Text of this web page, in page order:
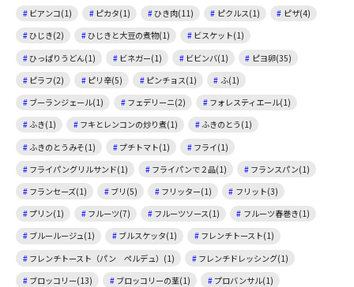
ビアンコ(1)
ピカタ(1) ひき肉(11) ピクルス(1)
ピザ(4)
ひじき(2)
ひじきと大豆の煮物(1)
ビスケット(1)
ひっぱりうどん(1)
ビネガー(1) ビビンバ(1)
ピヨ卵(35)
ピラフ(2)
ピリ辛(5) ピンチョス(1)
ふ(1)
ブーランジェール(1)
フェデリーニ(2)
フォレスティエール(1)
ふき(1)
フキとレンコンの炒り煮(1)
ふきのとう(1)
ふきのとうみそ(1)
プチトマト(1)
フライ(1)
フライパングリルサンド(1)
フライパンで２品(1)
フランスパン(1)
フランセーズ(1)
ブリ(5) フリッター(1)
フリット(3)
プリン(1)
フルーツ(7) フルーツソース(1)
フルーツ春巻き(1)
ブルールージュ(1)
ブルスケッタ(1)
フレンチトースト(1)
フレンチトースト（パン ペルデュ）(1)
フレンチドレッシング(1)
ブロッコリー(13)
ブロッコリーの茎(1)
プロバンサル(1)